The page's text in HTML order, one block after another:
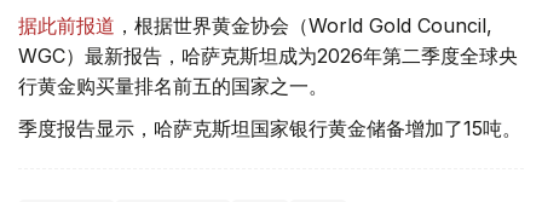
据此前报道 ，根据世界黄金协会（World Gold Council,
WGC）最新报告，哈萨克斯坦成为2026年第二季度全球央
行黄金购买量排名前五的国家之一。
季度报告显示，哈萨克斯坦国家银行黄金储备增加了15吨。